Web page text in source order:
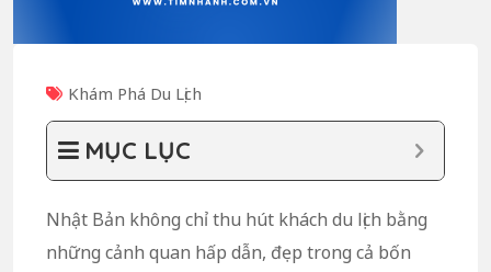
Khám Phá Du Lịch
MỤC LỤC
Nhật Bản không chỉ thu hút khách du lịch bằng
những cảnh quan hấp dẫn, đẹp trong cả bốn